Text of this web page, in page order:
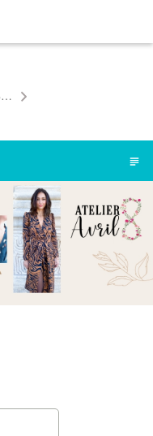
LA ROBE VICTORIA par Atelier 8 Avril